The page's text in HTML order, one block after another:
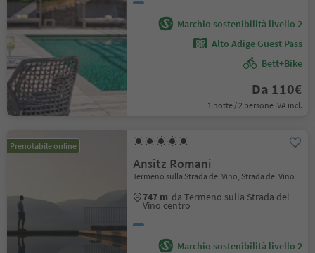
Marchio sostenibilità livello 2
Alto Adige Guest Pass
Bett+Bike
Da 110€
1 notte / 2 persone IVA incl.
Prenotabile online
Ansitz Romani
Termeno sulla Strada del Vino, Strada del Vino
747 m da Termeno sulla Strada del
Vino centro
Marchio sostenibilità livello 2